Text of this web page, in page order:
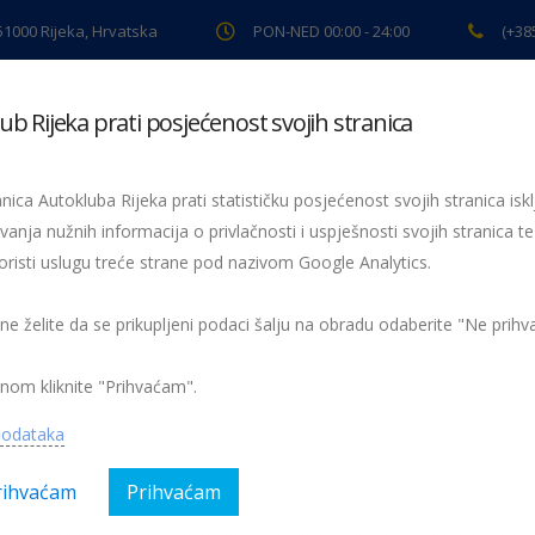
Rijeka, Hrvatska PON-NED 00:00 - 24:00
pregled Pomoć na cesti Servis Preventiva
Matulji-Opatija uzrokuju
na Preluku koji imaju dogovorene termine da vode
kao i da imaju razumijevanja zbog kašnjenja.
Obavijesti
Rijeka prati posjećenost svojih stranica
Autokluba Rijeka prati statističku posjećenost svojih stranica
nužnih informacija o privlačnosti i uspješnosti svojih stranica te
uslugu treće strane pod nazivom Google Analytics.
želite da se prikupljeni podaci šalju na obradu odaberite "Ne
kliknite "Prihvaćam".
Prihvaćam